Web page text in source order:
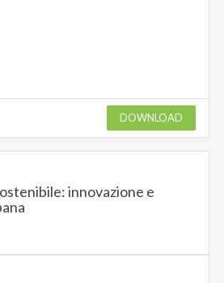
DOWNLOAD
innovazione e